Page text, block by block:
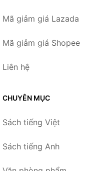
Mã giảm giá Lazada
Mã giảm giá Shopee
Liên hệ
CHUYÊN MỤC
Sách tiếng Việt
Sách tiếng Anh